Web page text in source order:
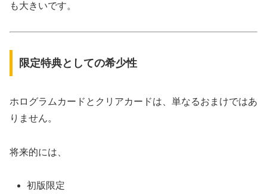
も大きいです。
限定特典としての希少性
ホログラムカードとクリアカードは、単なるおまけではあ
りません。
将来的には、
初版限定